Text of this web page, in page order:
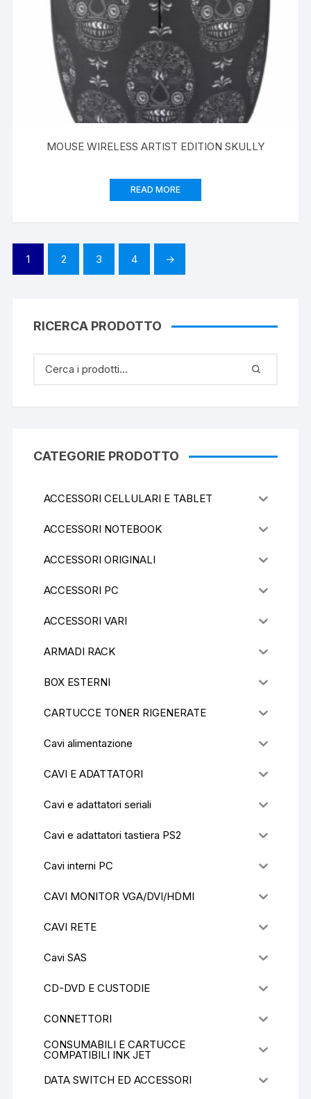
MOUSE WIRELESS ARTIST EDITION SKULLY
READ MORE
1 2 3 4 →
RICERCA PRODOTTO
CATEGORIE PRODOTTO
ACCESSORI CELLULARI E TABLET
ACCESSORI NOTEBOOK
ACCESSORI ORIGINALI
ACCESSORI PC
ACCESSORI VARI
ARMADI RACK
BOX ESTERNI
CARTUCCE TONER RIGENERATE
Cavi alimentazione
CAVI E ADATTATORI
Cavi e adattatori seriali
Cavi e adattatori tastiera PS2
Cavi interni PC
CAVI MONITOR VGA/DVI/HDMI
CAVI RETE
Cavi SAS
CD-DVD E CUSTODIE
CONNETTORI
CONSUMABILI E CARTUCCE
COMPATIBILI INK JET
DATA SWITCH ED ACCESSORI